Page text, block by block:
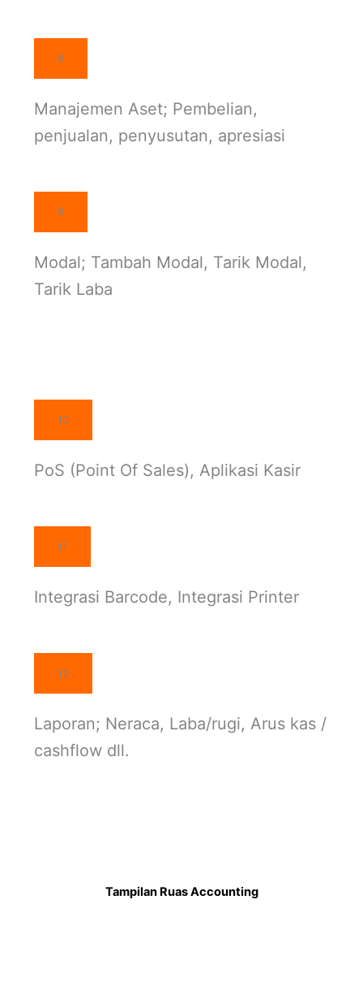
8
Manajemen Aset; Pembelian,
penjualan, penyusutan, apresiasi
9
Modal; Tambah Modal, Tarik Modal,
Tarik Laba
10
PoS (Point Of Sales), Aplikasi Kasir
11
Integrasi Barcode, Integrasi Printer
12
Laporan; Neraca, Laba/rugi, Arus kas /
cashflow dll.
Tampilan Ruas Accounting